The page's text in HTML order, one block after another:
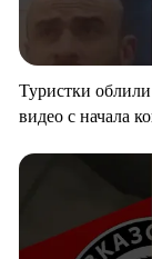
Туристки
видео с начала